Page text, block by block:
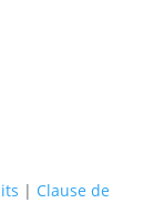
| Clause de